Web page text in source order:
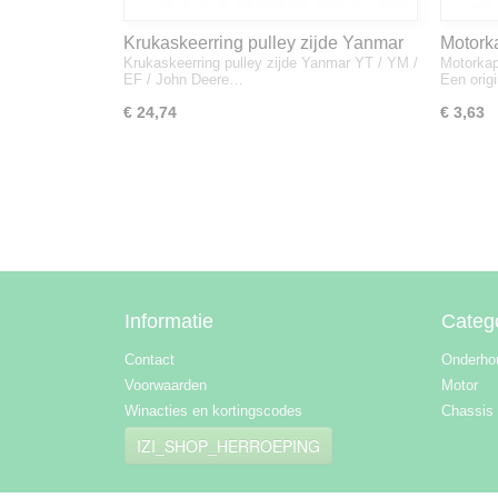
Krukaskeerring pulley zijde Yanmar
YT / YM / EF / John Deere - 119934-
01800
Krukaskeerring pulley zijde Yanmar YT / YM /
EF / John Deere…
€ 24,74
Een
€ 3,63
Informatie
Contact
Voorwaarden
Winacties en kortingscodes
IZI_SHOP_HERROEPING
Motor
Chassis